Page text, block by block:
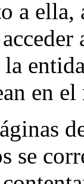
a
la
en
se